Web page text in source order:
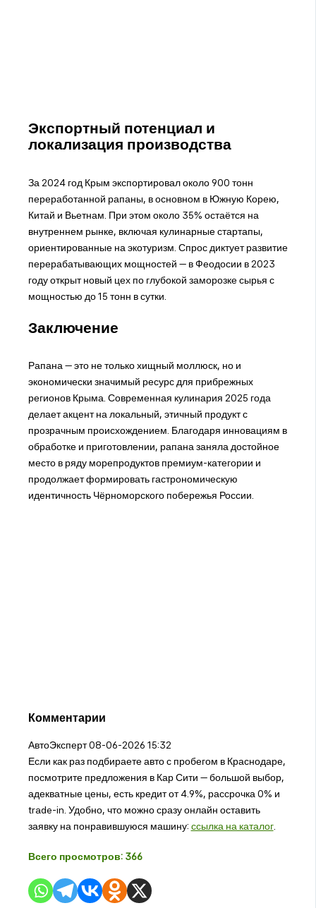
Экспортный потенциал и
локализация производства
За 2024 год Крым экспортировал около 900 тонн
переработанной рапаны, в основном в Южную Корею,
Китай и Вьетнам. При этом около 35% остаётся на
внутреннем рынке, включая кулинарные стартапы,
ориентированные на экотуризм. Спрос диктует развитие
перерабатывающих мощностей — в Феодосии в 2023
году открыт новый цех по глубокой заморозке сырья с
мощностью до 15 тонн в сутки.
Заключение
Рапана — это не только хищный моллюск, но и
экономически значимый ресурс для прибрежных
регионов Крыма. Современная кулинария 2025 года
делает акцент на локальный, этичный продукт с
прозрачным происхождением. Благодаря инновациям в
обработке и приготовлении, рапана заняла достойное
место в ряду морепродуктов премиум-категории и
продолжает формировать гастрономическую
идентичность Чёрноморского побережья России.
Комментарии
АвтоЭксперт 08-06-2026 15:32
Если как раз подбираете авто с пробегом в Краснодаре,
посмотрите предложения в Кар Сити — большой выбор,
адекватные цены, есть кредит от 4.9%, рассрочка 0% и
trade-in. Удобно, что можно сразу онлайн оставить
заявку на понравившуюся машину: ссылка на каталог.
Всего просмотров: 366